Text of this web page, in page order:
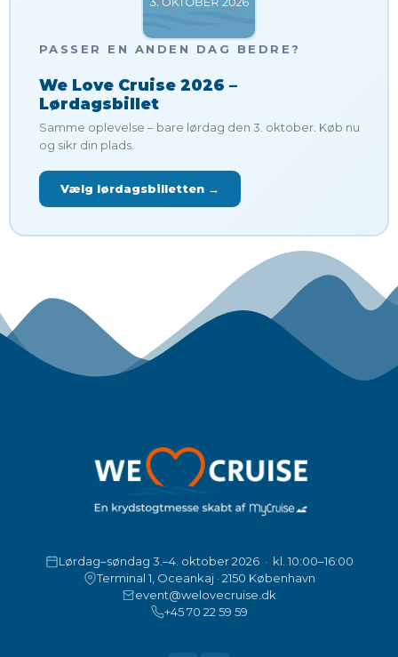
PASSER EN ANDEN DAG BEDRE?
We Love Cruise 2026 –
Lørdagsbillet
Samme oplevelse – bare lørdag den 3. oktober. Køb nu
og sikr din plads.
Vælg lørdagsbilletten →
Lørdag–søndag 3.–4. oktober 2026 · kl. 10:00–16:00
Terminal 1, Oceankaj · 2150 København
event@welovecruise.dk
+45 70 22 59 59